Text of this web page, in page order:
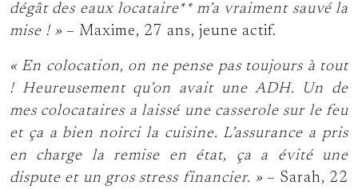
dégât des eaux locataire** m’a vraiment sauvé la
mise ! » – Maxime, 27 ans, jeune actif.
« En colocation, on ne pense pas toujours à tout
! Heureusement qu’on avait une ADH. Un de
mes colocataires a laissé une casserole sur le feu
et ça a bien noirci la cuisine. L’assurance a pris
en charge la remise en état, ça a évité une
dispute et un gros stress financier. » – Sarah, 22